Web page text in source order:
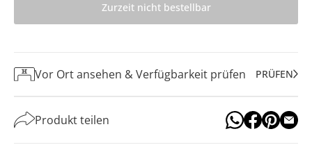
Zurzeit nicht bestellbar
Vor Ort ansehen & Verfügbarkeit prüfen PRÜFEN
Produkt teilen